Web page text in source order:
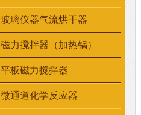
玻璃仪器气流烘干器
磁力搅拌器（加热锅）
平板磁力搅拌器
微通道化学反应器